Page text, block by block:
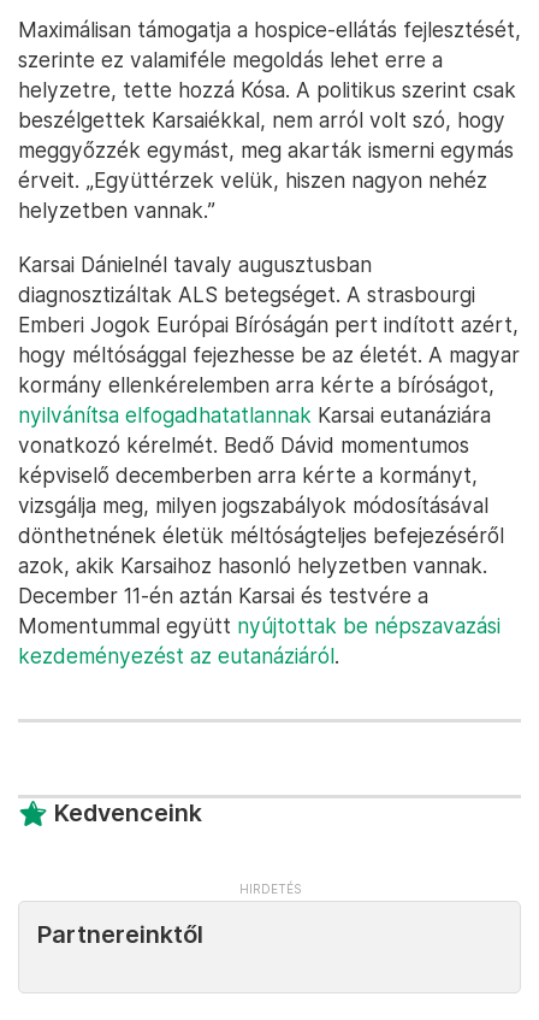
Maximálisan támogatja a hospice-ellátás fejlesztését,
szerinte ez valamiféle megoldás lehet erre a
helyzetre, tette hozzá Kósa. A politikus szerint csak
beszélgettek Karsaiékkal, nem arról volt szó, hogy
meggyőzzék egymást, meg akarták ismerni egymás
érveit. „Együttérzek velük, hiszen nagyon nehéz
helyzetben vannak.”
Karsai Dánielnél tavaly augusztusban
diagnosztizáltak ALS betegséget. A strasbourgi
Emberi Jogok Európai Bíróságán pert indított azért,
hogy méltósággal fejezhesse be az életét. A magyar
kormány ellenkérelemben arra kérte a bíróságot,
nyilvánítsa elfogadhatatlannak Karsai eutanáziára
vonatkozó kérelmét. Bedő Dávid momentumos
képviselő decemberben arra kérte a kormányt,
vizsgálja meg, milyen jogszabályok módosításával
dönthetnének életük méltóságteljes befejezéséről
azok, akik Karsaihoz hasonló helyzetben vannak.
December 11-én aztán Karsai és testvére a
Momentummal együtt nyújtottak be népszavazási
kezdeményezést az eutanáziáról.
Kedvenceink
Partnereinktől